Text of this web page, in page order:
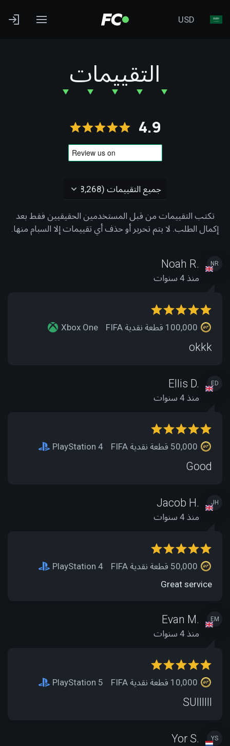
USD
التقييمات
4.9
تكتب التقييمات من قبل المستخدمين الحقيقيين فقط بعد
إكمال الطلب. لا يتم تحرير أو حذف أي تقييمات إلا السبام منها.
NR
Noah R.
منذ 4 سنوات
Xbox One
okkk
ED
Ellis D.
منذ 4 سنوات
PlayStation 4
Good
JH
Jacob H.
منذ 4 سنوات
PlayStation 4
Great service
EM
Evan M.
منذ 4 سنوات
PlayStation 5
SUIIIIII
YS
Yor S.